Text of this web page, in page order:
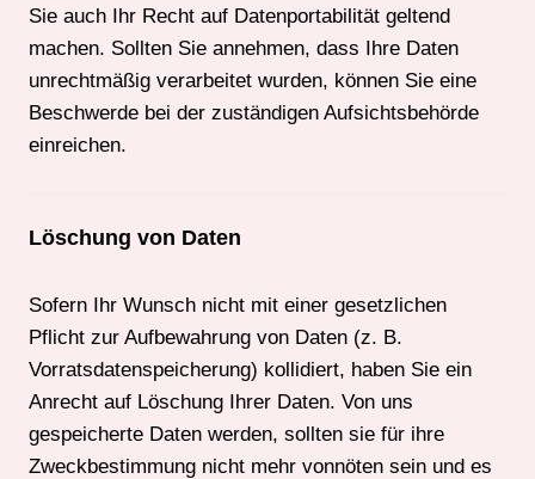
Sie auch Ihr Recht auf Datenportabilität geltend
machen. Sollten Sie annehmen, dass Ihre Daten
unrechtmäßig verarbeitet wurden, können Sie eine
Beschwerde bei der zuständigen Aufsichtsbehörde
einreichen.
Löschung von Daten
Sofern Ihr Wunsch nicht mit einer gesetzlichen
Pflicht zur Aufbewahrung von Daten (z. B.
Vorratsdatenspeicherung) kollidiert, haben Sie ein
Anrecht auf Löschung Ihrer Daten. Von uns
gespeicherte Daten werden, sollten sie für ihre
Zweckbestimmung nicht mehr vonnöten sein und es